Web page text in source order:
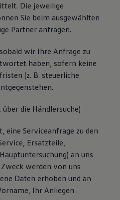
Die jeweilige
Sie beim ausgewählten
Partner anfragen.
wir Ihre Anfrage zu
haben, sofern keine
(z. B. steuerliche
über die Händlersuche)
eine Serviceanfrage zu den
Ersatzteile,
an uns
werden von uns
Daten erhoben und an
Ihr Anliegen